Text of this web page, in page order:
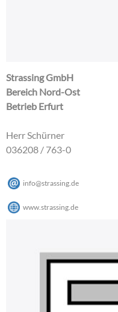
Strassing GmbH
Bereich Nord-Ost
Betrieb Erfurt
Herr Schürner
036208 / 763-0
info@strassing.de
www.strassing.de